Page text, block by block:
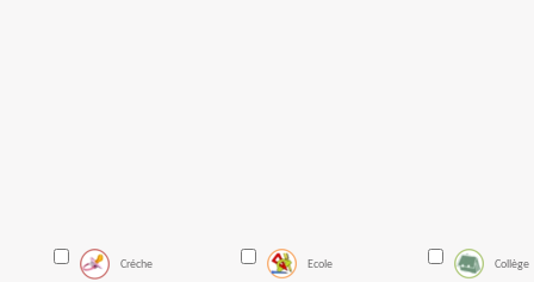
Créche Ecole Collège